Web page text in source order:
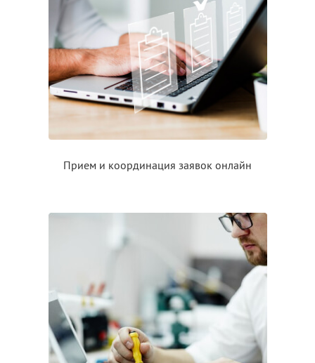
Прием и координация заявок онлайн